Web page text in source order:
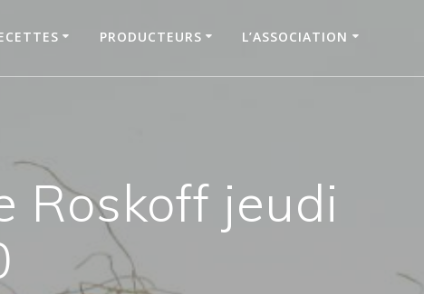
PRODUCTEURS L’ASSOCIATION
Roskoff jeudi